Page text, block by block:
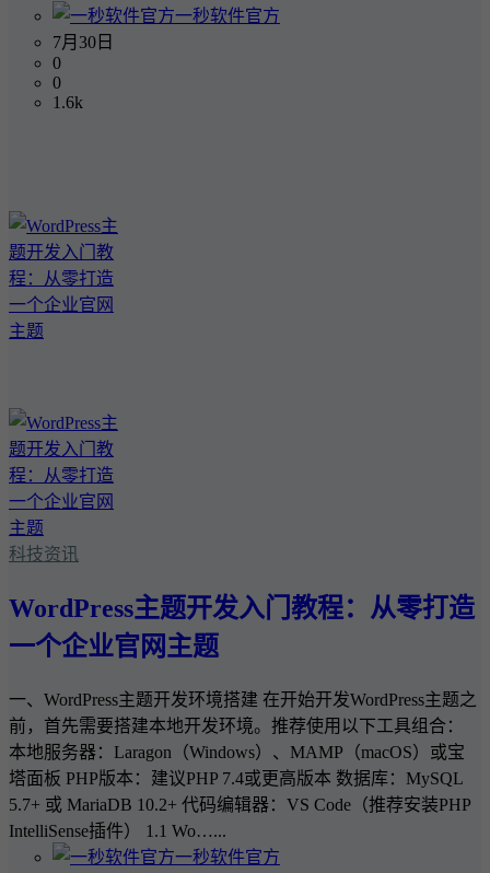
一秒软件官方
7月30日
0
0
1.6k
科技资讯
WordPress主题开发入门教程：从零打造
一个企业官网主题
一、WordPress主题开发环境搭建 在开始开发WordPress主题之
前，首先需要搭建本地开发环境。推荐使用以下工具组合：
本地服务器：Laragon（Windows）、MAMP（macOS）或宝
塔面板 PHP版本：建议PHP 7.4或更高版本 数据库：MySQL
5.7+ 或 MariaDB 10.2+ 代码编辑器：VS Code（推荐安装PHP
IntelliSense插件） 1.1 Wo…...
一秒软件官方